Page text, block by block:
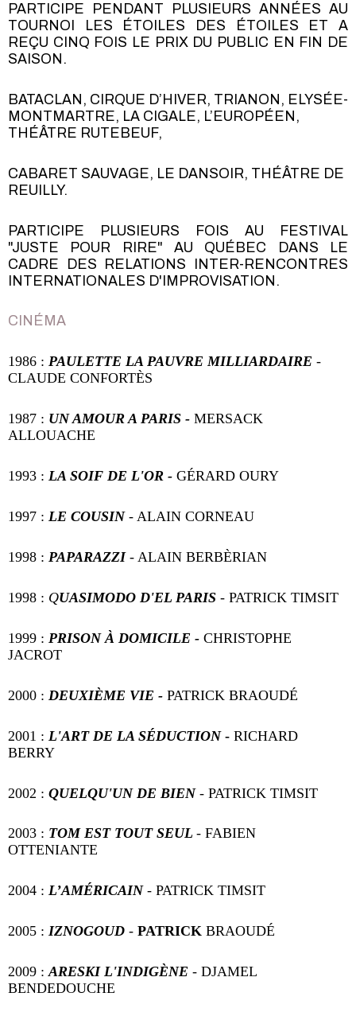
PARTICIPE PENDANT PLUSIEURS ANNÉES AU
TOURNOI LES ÉTOILES DES ÉTOILES ET A
REÇU CINQ FOIS LE PRIX DU PUBLIC EN FIN DE
SAISON.
BATACLAN, CIRQUE D’HIVER, TRIANON, ELYSÉE-
MONTMARTRE, LA CIGALE, L’EUROPÉEN,
THÉÂTRE RUTEBEUF,
CABARET SAUVAGE, LE DANSOIR, THÉÂTRE DE
REUILLY.
PARTICIPE PLUSIEURS FOIS AU FESTIVAL
"JUSTE POUR RIRE" AU QUÉBEC DANS LE
CADRE DES RELATIONS INTER-RENCONTRES
INTERNATIONALES D'IMPROVISATION.
CINÉMA
1986 : PAULETTE LA PAUVRE MILLIARDAIRE -
CLAUDE CONFORTÈS
1987 : UN AMOUR A PARIS - MERSACK
ALLOUACHE
1993 : LA SOIF DE L'OR - GÉRARD OURY
1997 : LE COUSIN - ALAIN CORNEAU
1998 : PAPARAZZI - ALAIN BERBÈRIAN
1998 : QUASIMODO D'EL PARIS - PATRICK TIMSIT
1999 : PRISON À DOMICILE - CHRISTOPHE
JACROT
2000 : DEUXIÈME VIE - PATRICK BRAOUDÉ
2001 : L'ART DE LA SÉDUCTION - RICHARD
BERRY
2002 : QUELQU'UN DE BIEN- PATRICK TIMSIT
2003 : TOM EST TOUT SEUL - FABIEN
OTTENIANTE
2004 : L’AMÉRICAIN - PATRICK TIMSIT
2005 : IZNOGOUD - PATRICK BRAOUDÉ
2009 :ARESKI L'INDIGÈNE - DJAMEL
BENDEDOUCHE